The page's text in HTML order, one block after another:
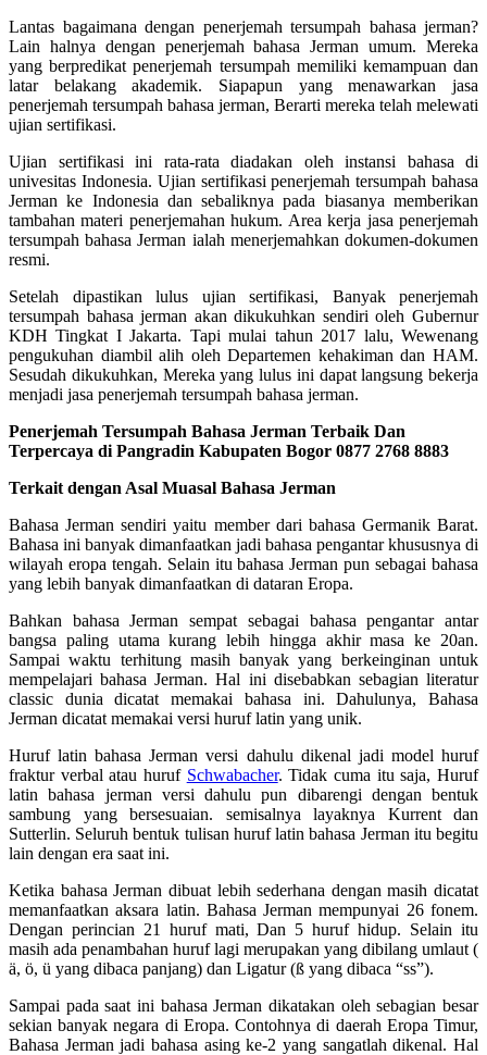
Lantas bagaimana dengan penerjemah tersumpah bahasa jerman?
Lain halnya dengan penerjemah bahasa Jerman umum. Mereka
yang berpredikat penerjemah tersumpah memiliki kemampuan dan
latar belakang akademik. Siapapun yang menawarkan jasa
penerjemah tersumpah bahasa jerman, Berarti mereka telah melewati
ujian sertifikasi.
Ujian sertifikasi ini rata-rata diadakan oleh instansi bahasa di
univesitas Indonesia. Ujian sertifikasi penerjemah tersumpah bahasa
Jerman ke Indonesia dan sebaliknya pada biasanya memberikan
tambahan materi penerjemahan hukum. Area kerja jasa penerjemah
tersumpah bahasa Jerman ialah menerjemahkan dokumen-dokumen
resmi.
Setelah dipastikan lulus ujian sertifikasi, Banyak penerjemah
tersumpah bahasa jerman akan dikukuhkan sendiri oleh Gubernur
KDH Tingkat I Jakarta. Tapi mulai tahun 2017 lalu, Wewenang
pengukuhan diambil alih oleh Departemen kehakiman dan HAM.
Sesudah dikukuhkan, Mereka yang lulus ini dapat langsung bekerja
menjadi jasa penerjemah tersumpah bahasa jerman.
Penerjemah Tersumpah Bahasa Jerman Terbaik Dan
Terpercaya di Pangradin Kabupaten Bogor 0877 2768 8883
Terkait dengan Asal Muasal Bahasa Jerman
Bahasa Jerman sendiri yaitu member dari bahasa Germanik Barat.
Bahasa ini banyak dimanfaatkan jadi bahasa pengantar khususnya di
wilayah eropa tengah. Selain itu bahasa Jerman pun sebagai bahasa
yang lebih banyak dimanfaatkan di dataran Eropa.
Bahkan bahasa Jerman sempat sebagai bahasa pengantar antar
bangsa paling utama kurang lebih hingga akhir masa ke 20an.
Sampai waktu terhitung masih banyak yang berkeinginan untuk
mempelajari bahasa Jerman. Hal ini disebabkan sebagian literatur
classic dunia dicatat memakai bahasa ini. Dahulunya, Bahasa
Jerman dicatat memakai versi huruf latin yang unik.
Huruf latin bahasa Jerman versi dahulu dikenal jadi model huruf
fraktur verbal atau huruf Schwabacher. Tidak cuma itu saja, Huruf
latin bahasa jerman versi dahulu pun dibarengi dengan bentuk
sambung yang bersesuaian. semisalnya layaknya Kurrent dan
Sutterlin. Seluruh bentuk tulisan huruf latin bahasa Jerman itu begitu
lain dengan era saat ini.
Ketika bahasa Jerman dibuat lebih sederhana dengan masih dicatat
memanfaatkan aksara latin. Bahasa Jerman mempunyai 26 fonem.
Dengan perincian 21 huruf mati, Dan 5 huruf hidup. Selain itu
masih ada penambahan huruf lagi merupakan yang dibilang umlaut (
ä, ö, ü yang dibaca panjang) dan Ligatur (ß yang dibaca “ss”).
Sampai pada saat ini bahasa Jerman dikatakan oleh sebagian besar
sekian banyak negara di Eropa. Contohnya di daerah Eropa Timur,
Bahasa Jerman jadi bahasa asing ke-2 yang sangatlah dikenal. Hal